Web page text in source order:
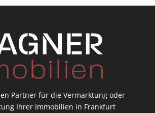
Partner für die Vermarktung oder
Ihrer Immobilien in Frankfurt